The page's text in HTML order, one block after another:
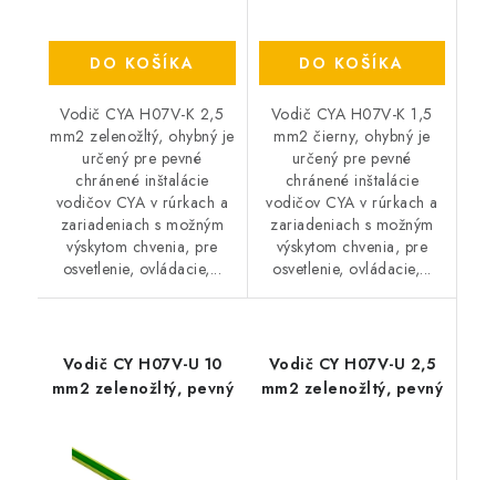
DO KOŠÍKA
Vodič CYA H07V-K 2,5
mm2 zelenožltý, ohybný je
určený pre pevné
chránené inštalácie
vodičov CYA v rúrkach a
zariadeniach s možným
výskytom chvenia, pre
osvetlenie, ovládacie,...
DO KOŠÍKA
Vodič CYA H07V-K 1,5
mm2 čierny, ohybný je
určený pre pevné
chránené inštalácie
vodičov CYA v rúrkach a
zariadeniach s možným
výskytom chvenia, pre
osvetlenie, ovládacie,...
Vodič CY H07V-U 10
mm2 zelenožltý, pevný
Vodič CY H07V-U 2,5
mm2 zelenožltý, pevný